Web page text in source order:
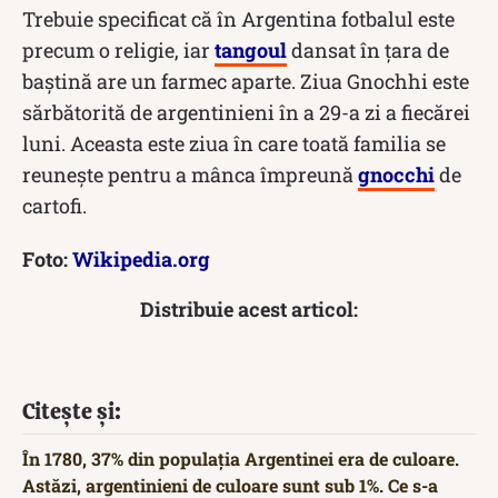
Trebuie specificat că în Argentina fotbalul este
precum o religie, iar tangouldansat în țara de
baștină are un farmec aparte. Ziua Gnochhi este
sărbătorită de argentinieni în a 29-a zi a fiecărei
luni. Aceasta este ziua în care toată familia se
reunește pentru a mânca împreună gnocchide
cartofi.
Foto:Wikipedia.org
Distribuie acest articol:
Citește și:
În 1780, 37% din populația Argentinei era de culoare.
Astăzi, argentinieni de culoare sunt sub 1%. Ce s-a